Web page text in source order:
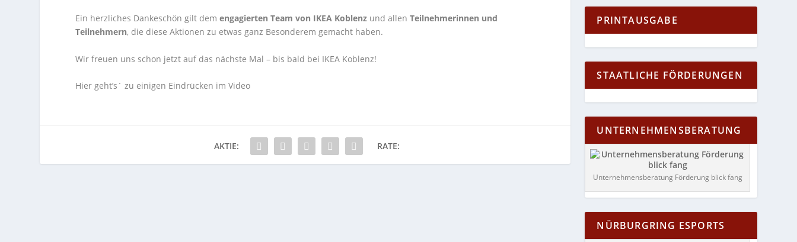
Ein herzliches Dankeschön gilt demengagierten Team von IKEA Koblenz und allenTeilnehmerinnen und
Teilnehmern, die diese Aktionen zu etwas ganz Besonderem gemacht haben.
Wir freuen uns schon jetzt auf das nächste Mal – bis bald bei IKEA Koblenz!
Hier geht’s´ zu einigen Eindrücken im Video
AKTIE: RATE:
PRINTAUSGABE
STAATLICHE FÖRDERUNGEN
UNTERNEHMENSBERATUNG
Unternehmensberatung Förderung blick fang
NÜRBURGRING ESPORTS